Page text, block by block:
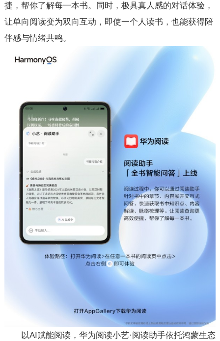
捷，帮你了解每一本书。同时，极具真人感的对话体验，
让单向阅读变为双向互动，即使一个人读书，也能获得陪
伴感与情绪共鸣。
以AI赋能阅读，华为阅读小艺·阅读助手依托鸿蒙生态